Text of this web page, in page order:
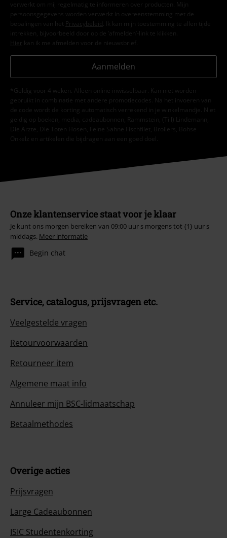
verwerkt om mij regelmatig te informeren over producten. Mijn
persoonsgegevens worden verwerkt in overeenstemming met de
bepalingen van het
Privacybeleid . Ik kan mijn toestemming te allen tijde
intrekken, bijvoorbeeld door op de ‘afmelden’-link te klikken.
Hier kan ik me afmelden voor de nieuwsbrief.
Aanmelden
*Geldig voor 4 weken. Alleen online inwisselbaar. Kan niet worden
gebruikt in combinatie met andere promotiecodes. Na het invoeren van
de code wordt de korting automatisch verrekend in je winkelmandje. Niet
geldig op boeken, media, cadeaubonnen, Rammstein, (Till) Lindemann,
Die Ärzte, Die Toten Hosen, Feine Sahne Fischfilet, Broilers, Böhse
Onkelz en artikelen die bijdragen aan een goed doel.
Onze klantenservice staat voor je klaar
Je kunt ons morgen bereiken van 09:00 uur s morgens tot {1} uur s
middags. Meer informatie
Begin chat
Service, catalogus, prijsvragen etc.
Veelgestelde vragen
Retourvoorwaarden
Retourneer item
Algemene maat info
Annuleer mijn BSC-lidmaatschap
Betaalmethodes
Overige acties
Prijsvragen
Large Cadeaubonnen
ISIC Studentenkorting